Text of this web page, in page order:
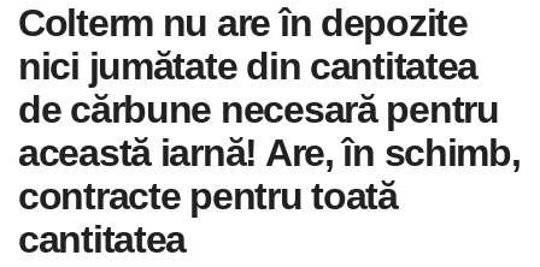
Colterm nu are în depozite
nici jumătate din cantitatea
de cărbune necesară pentru
această iarnă! Are, în schimb,
contracte pentru toată
cantitatea